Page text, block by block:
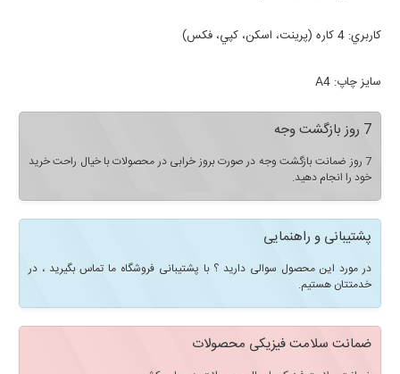
کاربري: 4 کاره (پرينت، اسکن، کپي، فکس)
سايز چاپ: A4
7 روز بازگشت وجه
7 روز ضمانت بازگشت وجه در صورت بروز خرابی در محصولات با خیال راحت خرید
خود را انجام دهید.
پشتیبانی و راهنمایی
در مورد این محصول سوالی دارید ؟ با پشتیبانی فروشگاه ما تماس بگیرید ، در
خدمتتان هستیم.
ضمانت سلامت فیزیکی محصولات